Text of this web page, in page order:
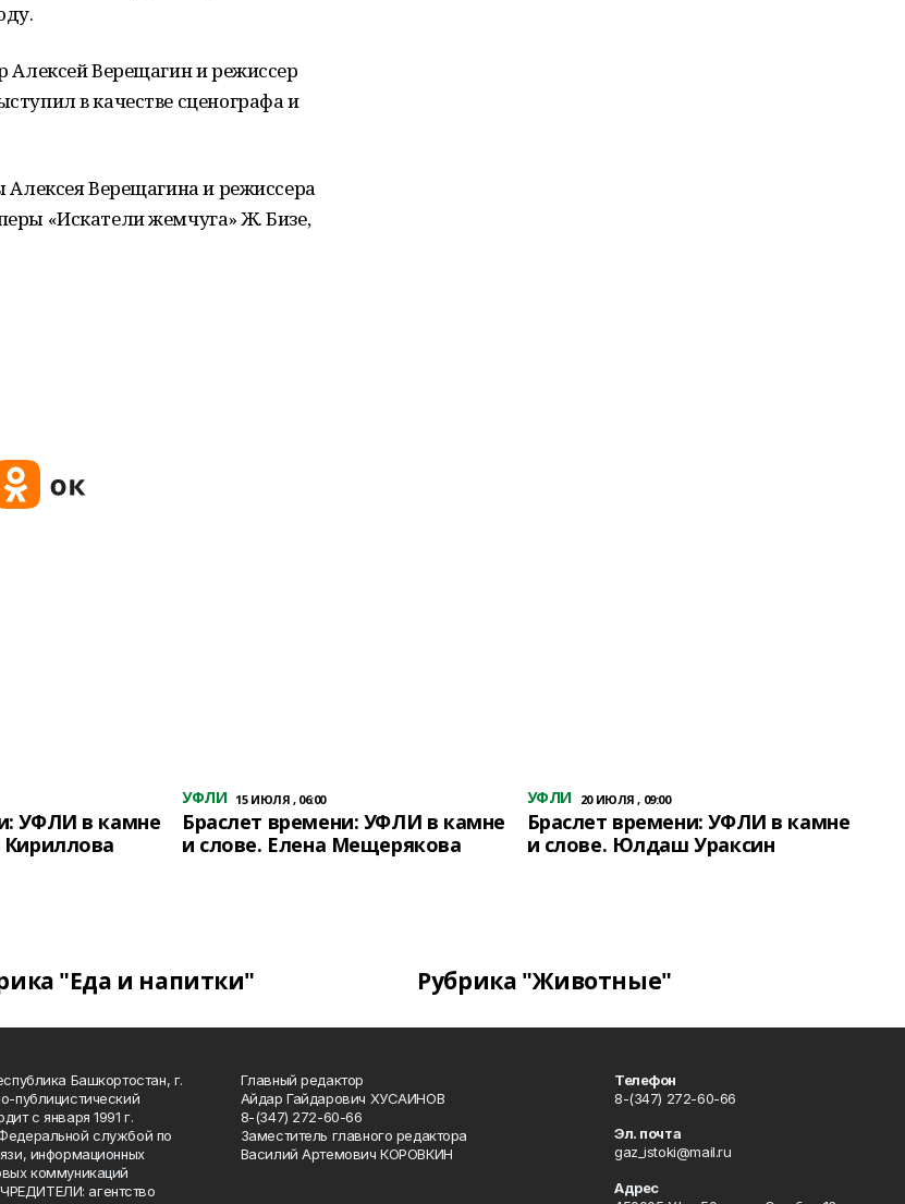
Алексей Верещагин и режиссер
в качестве сценографа и
Алексея Верещагина и режиссера
«Искатели жемчуга» Ж. Бизе,
УФЛИ в камне
УФЛИ 15 ИЮЛЯ , 06:00
Браслет времени: УФЛИ в камне
и слове. Елена Мещерякова
УФЛИ 20 ИЮЛЯ , 09:00
Браслет времени: УФЛИ в камне
и слове. Юлдаш Ураксин
"Еда и напитки" Рубрика "Животные"
Башкортостан, г.
публицистический
с января 1991 г.
службой по
информационных
коммуникаций
агентство
Главный редактор
Айдар Гайдарович ХУСАИНОВ
8-(347) 272-60-66
Заместитель главного редактора
Василий Артемович КОРОВКИН
Телефон
8-(347) 272-60-66
Эл. почта
gaz_istoki@mail.ru
Адрес